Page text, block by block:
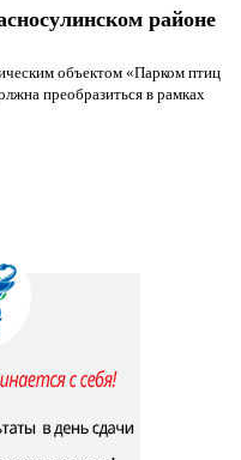
районе
объектом «Парком птиц
преобразиться в рамках